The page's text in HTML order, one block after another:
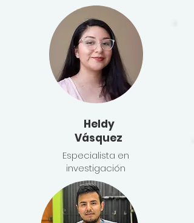
Heldy
Vásquez
Especialista en
investigación